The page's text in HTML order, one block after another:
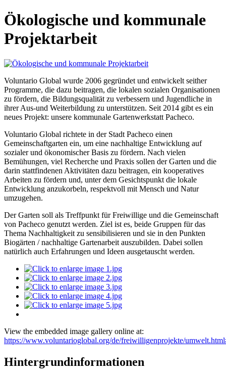
Ökologische und kommunale
Projektarbeit
Voluntario Global wurde 2006 gegründet und entwickelt seither
Programme, die dazu beitragen, die lokalen sozialen Organisationen
zu fördern, die Bildungsqualität zu verbessern und Jugendliche in
ihrer Aus-und Weiterbildung zu unterstützen. Seit 2014 gibt es ein
neues Projekt: unsere kommunale Gartenwerkstatt Pacheco.
Voluntario Global richtete in der Stadt Pacheco einen
Gemeinschaftgarten ein, um eine nachhaltige Entwicklung auf
sozialer und ökonomischer Basis zu fördern. Nach vielen
Bemühungen, viel Recherche und Praxis sollen der Garten und die
darin stattfindenen Aktivitäten dazu beitragen, ein kooperatives
Arbeiten zu fördern und, unter dem Gesichtspunkt die lokale
Entwicklung anzukorbeln, respektvoll mit Mensch und Natur
umzugehen.
Der Garten soll als Treffpunkt für Freiwillige und die Gemeinschaft
von Pacheco genutzt werden. Ziel ist es, beide Gruppen für das
Thema Nachhaltigkeit zu sensibilisieren und sie in den Punkten
Biogärten / nachhaltige Gartenarbeit auszubilden. Dabei sollen
natürlich auch Erfahrungen und Ideen ausgetauscht werden.
View the embedded image gallery online at:
https://www.voluntarioglobal.org/de/freiwilligenprojekte/
Hintergrundinformationen